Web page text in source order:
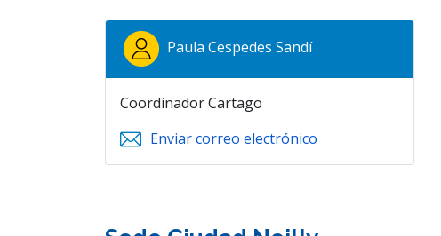
Paula Cespedes Sandí
Coordinador Cartago
Enviar correo electrónico